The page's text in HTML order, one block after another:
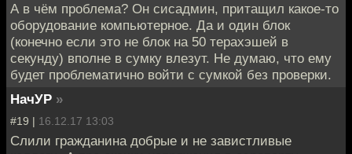
А в чём проблема? Он сисадмин, притащил какое-то
оборудование компьютерное. Да и один блок
(конечно если это не блок на 50 терахэшей в
секунду) вполне в сумку влезут. Не думаю, что ему
будет проблематично войти с сумкой без проверки.
НачУР »
#19 | 16.12.17 13:03
Слили гражданина добрые и не завистливые